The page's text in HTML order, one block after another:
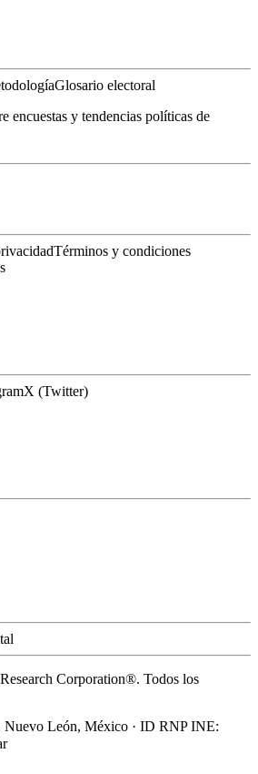
Glosario electoral
encuestas y tendencias políticas de
Términos y condiciones
X (Twitter)
Corporation®. Todos los
Nuevo León, México · ID RNP INE: